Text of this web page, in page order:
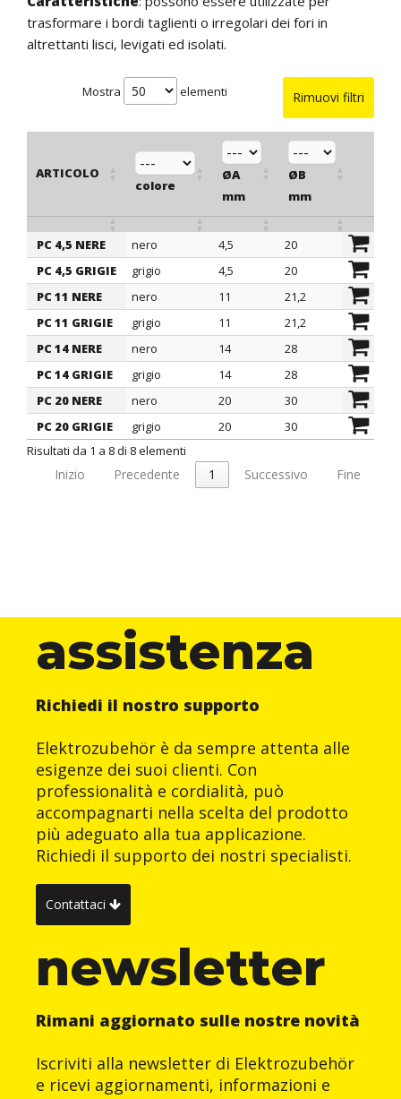
trasformare i bordi taglienti o irregolari dei fori in
altrettanti lisci, levigati ed isolati.
Rimuovi filtri
Mostra elementi
ARTICOLO
colore
ØA
mm
ØB
mm
ARTICOLO
colore
ØA
mm
ØB
mm
ØG
mm
PC 4,5 NERE nero 4,5 20
10
PC 4,5 GRIGIE
grigio 4,5 20
10
PC 11 NERE
nero 11 21,2
14,5
PC 11 GRIGIE
grigio 11 21,2
14,5
PC 14 NERE
nero 14 28
21
PC 14 GRIGIE
grigio 14 28
21
PC 20 NERE
nero 20 30
23
PC 20 GRIGIE
grigio 20 30
23
Risultati da 1 a 8 di 8 elementi
Inizio Precedente 1 Successivo Fine
assistenza
Richiedi il nostro supporto
Elektrozubehör è da sempre attenta alle
esigenze dei suoi clienti. Con
professionalità e cordialità, può
accompagnarti nella scelta del prodotto
più adeguato alla tua applicazione.
Richiedi il supporto dei nostri specialisti.
Contattaci
newsletter
Rimani aggiornato sulle nostre novità
Iscriviti alla newsletter di Elektrozubehör
e ricevi aggiornamenti, informazioni e